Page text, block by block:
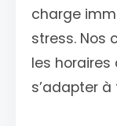
charge
stress. Nos
les horaires
s’adapter